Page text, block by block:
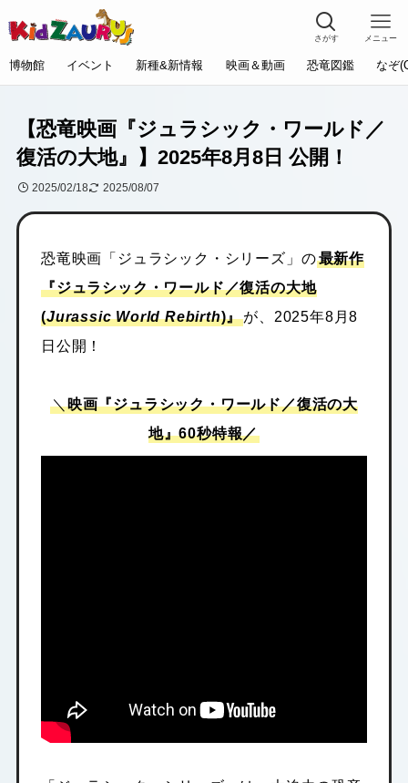
さがす メニュー
博物館 イベント 新種&新情報 映画＆動画 恐竜図鑑 なぞ
【恐竜映画『ジュラシック・ワールド／
復活の大地』】2025年8月8日 公開！
2025/02/18 2025/08/07
恐竜映画「ジュラシック・シリーズ」の最新作
『ジュラシック・ワールド／復活の大地
(Jurassic World Rebirth)』が、2025年8月8
日公開！
＼映画『ジュラシック・ワールド／復活の大
地』60秒特報／